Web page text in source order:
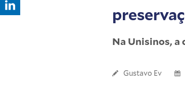
Na Unisinos, a
Gustavo Ev